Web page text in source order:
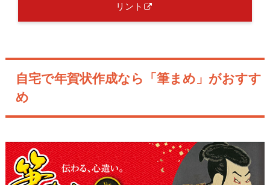
リント
自宅で年賀状作成なら「筆まめ」がおすす
め